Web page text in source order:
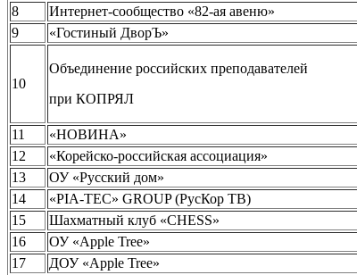
8
Интернет-сообщество «82-ая авеню»
9
«Гостиный ДворЪ»
10
Объединение российских преподавателей
при КОПРЯЛ
11 «НОВИНА»
12
«Корейско-российская ассоциация»
13
ОУ «Русский дом»
14
«PIA-TEC» GROUP (РусКор ТВ)
15
Шахматный клуб «CHESS»
16
ОУ «Apple Tree»
17
ДОУ «Apple Tree»